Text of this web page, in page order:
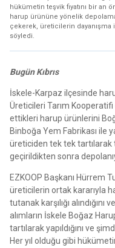
hükümetin teşvik fiyatını bir an
harup ürününe yönelik
çekerek, üreticilerin
söyledi.
Bugün Kıbrıs
İskele-Karpaz ilçesinde
Üreticileri Tarım
ettikleri harup ürünlerini
Binboğa Yem Fabrikası ile
üreticiden tek tek
geçirildikten sonra
EZKOOP Başkanı Hürrem
üreticilerin ortak kararıyla
tutanak karşılığı alındığını
alımların İskele Boğaz
tartılarak yapıldığını ve
Her yıl olduğu gibi